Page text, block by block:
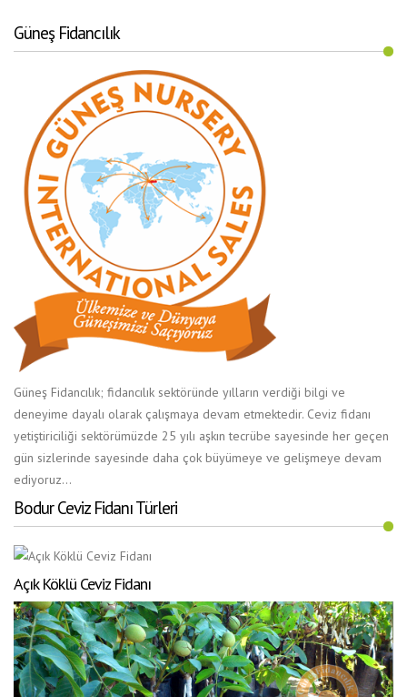
Güneş Fidancılık
Güneş Fidancılık; fidancılık sektöründe yılların verdiği bilgi ve
deneyime dayalı olarak çalışmaya devam etmektedir. Ceviz fidanı
yetiştiriciliği sektörümüzde 25 yılı aşkın tecrübe sayesinde her geçen
gün sizlerinde sayesinde daha çok büyümeye ve gelişmeye devam
ediyoruz...
Bodur Ceviz Fidanı Türleri
Açık Köklü Ceviz Fidanı